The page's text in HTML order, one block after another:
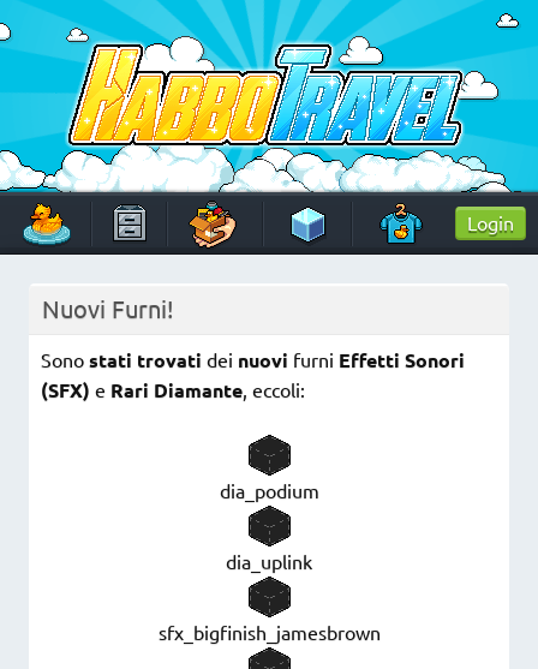
Skip
to
content
HabboTravel
Un viaggio di pixel!
Login
Nuovi Furni!
Sono stati trovati dei nuovi furni Effetti Sonori
(SFX) e Rari Diamante, eccoli:
dia_podium
dia_uplink
sfx_bigfinish_jamesbrown